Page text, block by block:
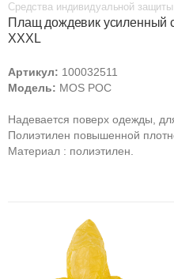
Средства индивидуальной защиты
Плащ дождевик усиленный
XXXL
Артикул: 100032511
Модель: MOS РОС
Надевается поверх одежды,
Полиэтилен повышенной
Материал : полиэтилен.